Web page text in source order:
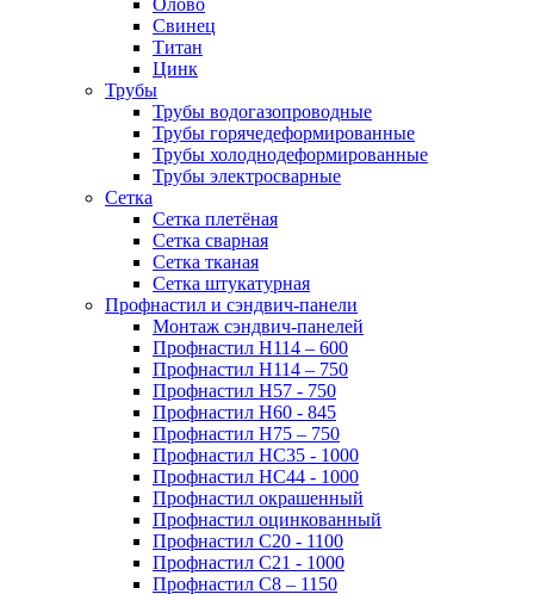
Олово
Свинец
Титан
Цинк
Трубы
Трубы водогазопроводные
Трубы горячедеформированные
Трубы холоднодеформированные
Трубы электросварные
Сетка
Сетка плетёная
Сетка сварная
Сетка тканая
Сетка штукатурная
Профнастил и сэндвич-панели
Монтаж сэндвич-панелей
Профнастил Н114 – 600
Профнастил Н114 – 750
Профнастил Н57 - 750
Профнастил Н60 - 845
Профнастил Н75 – 750
Профнастил НС35 - 1000
Профнастил НС44 - 1000
Профнастил окрашенный
Профнастил оцинкованный
Профнастил С20 - 1100
Профнастил С21 - 1000
Профнастил С8 – 1150